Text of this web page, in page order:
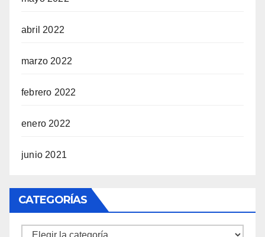
abril 2022
marzo 2022
febrero 2022
enero 2022
junio 2021
CATEGORÍAS
Categorías